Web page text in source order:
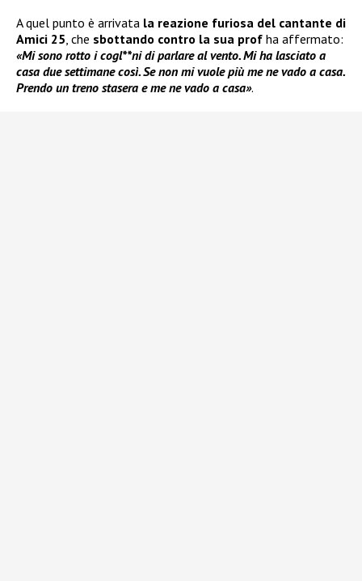
A quel punto è arrivata la reazione furiosa del cantante di
Amici 25, che sbottando contro la sua prof ha affermato:
«Mi sono rotto i cogl**ni di parlare al vento. Mi ha lasciato a
casa due settimane così. Se non mi vuole più me ne vado a casa.
Prendo un treno stasera e me ne vado a casa».